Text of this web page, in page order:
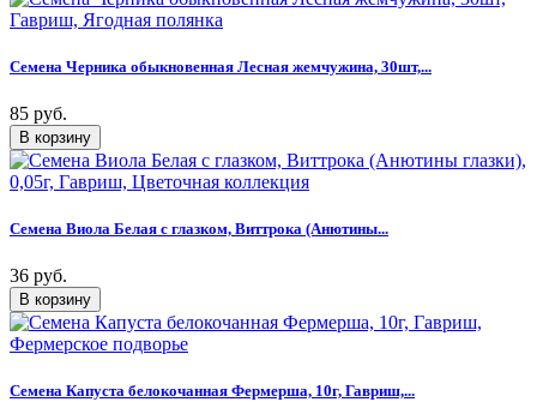
Семена Черника обыкновенная Лесная жемчужина, 30шт,...
85 руб.
Семена Виола Белая с глазком, Виттрока (Анютины...
36 руб.
Семена Капуста белокочанная Фермерша, 10г, Гавриш,...